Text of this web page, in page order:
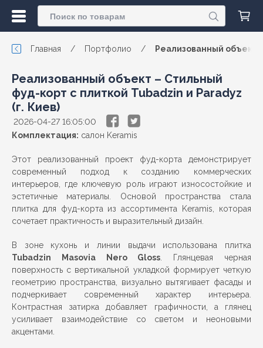
Главная / Портфолио / Реализованный объект
Реализованный объект – Стильный
фуд-корт с плиткой Tubadzin и Paradyz
(г. Киев)
2026-04-27 16:05:00
Комплектация: салон Keramis
Этот реализованный проект фуд-корта демонстрирует
современный подход к созданию коммерческих
интерьеров, где ключевую роль играют износостойкие и
эстетичные материалы. Основой пространства стала
плитка для фуд-корта из ассортимента Keramis, которая
сочетает практичность и выразительный дизайн.
В зоне кухонь и линии выдачи использована плитка
Tubadzin Masovia Nero Gloss . Глянцевая черная
поверхность с вертикальной укладкой формирует четкую
геометрию пространства, визуально вытягивает фасады и
подчеркивает современный характер интерьера.
Контрастная затирка добавляет графичности, а глянец
усиливает взаимодействие со светом и неоновыми
акцентами.